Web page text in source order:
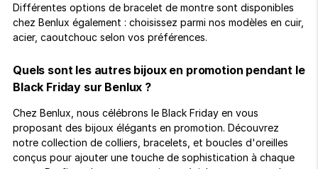
Différentes options de bracelet de montre sont disponibles
chez Benlux également : choisissez parmi nos modèles en cuir,
acier, caoutchouc selon vos préférences.
Quels sont les autres bijoux en promotion pendant le
Black Friday sur Benlux ?
Chez Benlux, nous célébrons le Black Friday en vous
proposant des bijoux élégants en promotion. Découvrez
notre collection de colliers, bracelets, et boucles d'oreilles
conçus pour ajouter une touche de sophistication à chaque